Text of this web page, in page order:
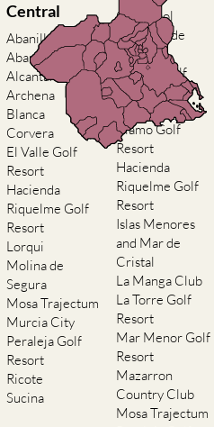
Central
Abanilla
Abaran
Alcantarilla
Archena
Blanca
Corvera
El Valle Golf
Resort
Hacienda
Riquelme Golf
Resort
Lorqui
Molina de
Segura
Mosa Trajectum
Murcia City
Peraleja Golf
Resort
Ricote
Sucina
Camposol
Condado de
Alhama
El Valle Golf
Resort
Hacienda del
Alamo Golf
Resort
Hacienda
Riquelme Golf
Resort
Islas Menores
and Mar de
Cristal
La Manga Club
La Torre Golf
Resort
Mar Menor Golf
Resort
Mazarron
Country Club
Mosa Trajectum